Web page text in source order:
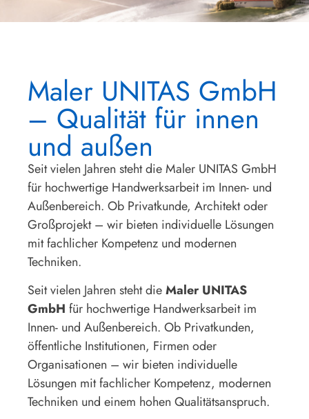
Maler UNITAS GmbH
– Qualität für innen
und außen
Seit vielen Jahren steht die Maler UNITAS GmbH
für hochwertige Handwerksarbeit im Innen- und
Außenbereich. Ob Privatkunde, Architekt oder
Großprojekt – wir bieten individuelle Lösungen
mit fachlicher Kompetenz und modernen
Techniken.
Seit vielen Jahren steht dieMaler UNITAS
GmbH für hochwertige Handwerksarbeit im
Innen- und Außenbereich. Ob Privatkunden,
öffentliche Institutionen, Firmen oder
Organisationen – wir bieten individuelle
Lösungen mit fachlicher Kompetenz, modernen
Techniken und einem hohen Qualitätsanspruch.